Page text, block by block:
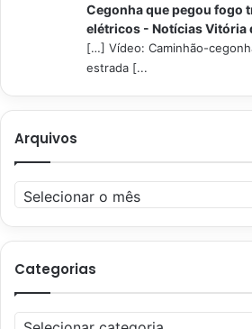
Cegonha que pegou fogo
elétricos - Notícias Vitória
[…] Vídeo: Caminhão-
estrada [...
Arquivos
Arquivos
Categorias
Categorias